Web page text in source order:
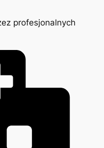
profesjonalnych